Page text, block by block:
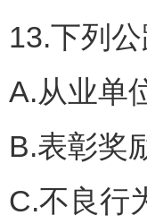
13.下列
A.从业单
B.表彰奖
C.不良行